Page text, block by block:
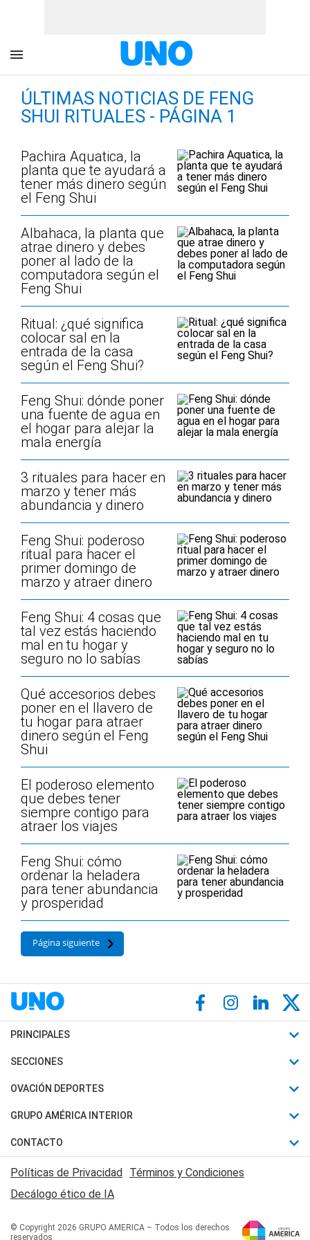
ÚLTIMAS NOTICIAS DE FENG
SHUI RITUALES - PÁGINA 1
Pachira Aquatica, la
planta que te ayudará a
tener más dinero según
el Feng Shui
Albahaca, la planta que
atrae dinero y debes
poner al lado de la
computadora según el
Feng Shui
Ritual: ¿qué significa
colocar sal en la
entrada de la casa
según el Feng Shui?
Feng Shui: dónde poner
una fuente de agua en
el hogar para alejar la
mala energía
3 rituales para hacer en
marzo y tener más
abundancia y dinero
Feng Shui: poderoso
ritual para hacer el
primer domingo de
marzo y atraer dinero
Feng Shui: 4 cosas que
tal vez estás haciendo
mal en tu hogar y
seguro no lo sabías
Qué accesorios debes
poner en el llavero de
tu hogar para atraer
dinero según el Feng
Shui
El poderoso elemento
que debes tener
siempre contigo para
atraer los viajes
Feng Shui: cómo
ordenar la heladera
para tener abundancia
y prosperidad
Página siguiente
PRINCIPALES
Últimas Noticias
Política
Judiciales
Economia
SECCIONES
Horóscopo
Motores
Trucos caseros
Series y Películas
Edictos y Solicitadas
OVACIÓN DEPORTES
Fútbol
Mundial
Automovilismo
Rugby
Básquet
GRUPO AMÉRICA INTERIOR
Canal 7 en Vivo
San Juan 8
CONTACTO
Acerca de Nosotros
Contactanos
Políticas de Privacidad Términos y Condiciones
Decálogo ético de IA
© Copyright 2026 GRUPO AMERICA – Todos los derechos
reservados